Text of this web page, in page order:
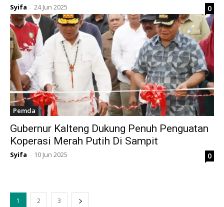
Syifa - 24 Jun 2025 0
Pemda
Gubernur Kalteng Dukung Penuh Penguatan
Koperasi Merah Putih Di Sampit
Syifa - 10 Jun 2025 0
1 2 3